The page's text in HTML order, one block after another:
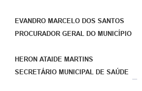
EVANDRO MARCELO DOS SANTOS
PROCURADOR GERAL DO MUNICÍPIO
HERON ATAIDE MARTINS
SECRETÁRIO MUNICIPAL DE SAÚDE